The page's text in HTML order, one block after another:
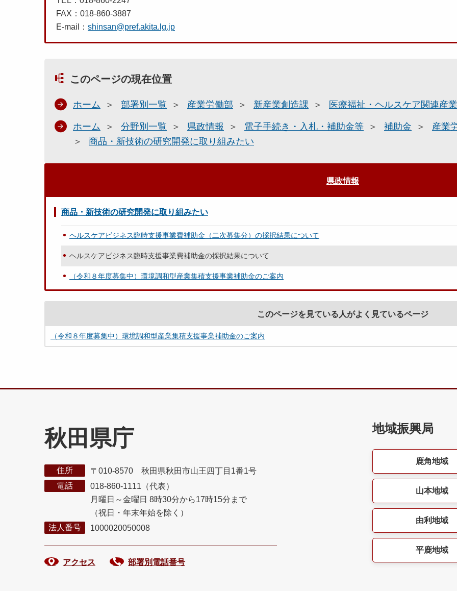
FAX：018-860-3887
E-mail： shinsan@pref.akita.lg.jp
このページの現在位置
ホーム 部署別一覧 産業労働部 新産業創造課 医療福祉・ヘルスケア関連産業
ホーム 分野別一覧 県政情報 電子手続き・入札・補助金等 補助金
産業
商品・新技術の研究開発に取り組みたい
県政情報
商品・新技術の研究開発に取り組みたい
ヘルスケアビジネス臨時支援事業費補助金（二次募集分）の採択結果について
ヘルスケアビジネス臨時支援事業費補助金の採択結果について
（令和８年度募集中）環境調和型産業集積支援事業補助金のご案内
このページを見ている人がよく見ているページ
（令和８年度募集中）環境調和型産業集積支援事業補助金のご案内
秋田県庁
住所
〒010-8570 秋田県秋田市山王四丁目1番1号
電話
018-860-1111（代表）
月曜日～金曜日 8時30分から17時15分まで
（祝日・年末年始を除く）
法人番号
1000020050008
アクセス 部署別電話番号
地域振興局
鹿角地域
山本地域
由利地域
平鹿地域